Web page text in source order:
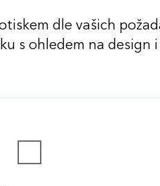
dle vašich
s ohledem na design i